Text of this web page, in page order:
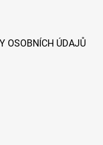
OSOBNÍCH ÚDAJŮ